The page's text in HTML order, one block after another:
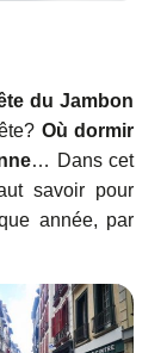
du Jambon
Où dormir
… Dans cet
savoir pour
année, par